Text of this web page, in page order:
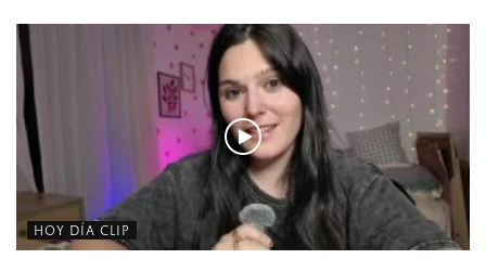
HOY DÍA CLIP